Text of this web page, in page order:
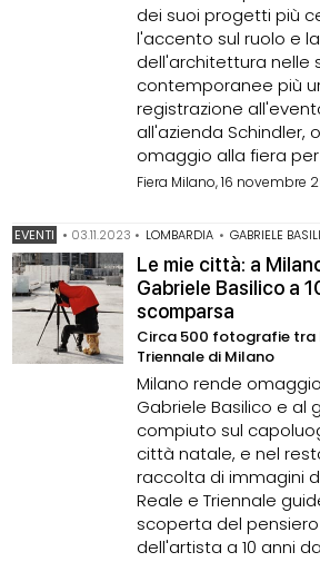
dei suoi progetti più
l'accento sul ruolo e
dell'architettura nelle
contemporanee più
registrazione
all'azienda Schindler,
omaggio alla fiera
Fiera Milano, 16 novembre
EVENTI • 03.11.2023 • LOMBARDIA • GABRIELE
Le mie città: a
Gabriele Basilico a
scomparsa
Circa 500 fotografie tra
Triennale di Milano
Milano rende
Gabriele Basilico e al
compiuto sul
città natale, e nel
raccolta di immagini
Reale e Triennale
scoperta del
dell'artista a 10 anni